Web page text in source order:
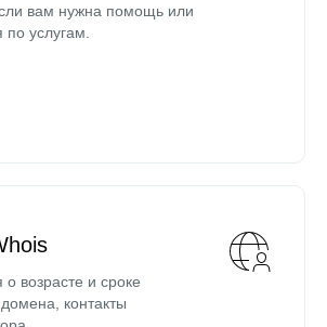
вам нужна помощь или
по услугам.
возрасте и сроке
контакты